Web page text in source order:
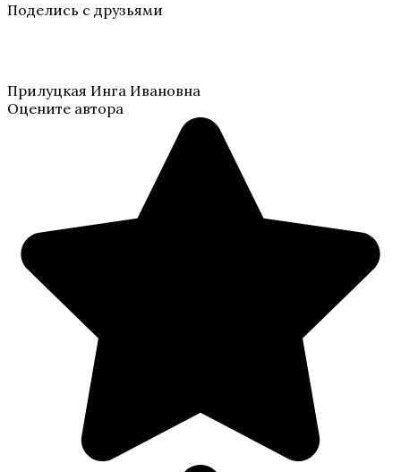
Поделись с друзьями
Прилуцкая Инга Ивановна
Оцените автора